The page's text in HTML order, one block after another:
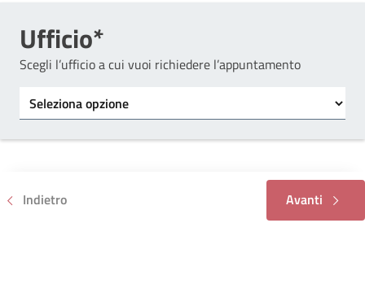
Ufficio*
Scegli l’ufficio a cui vuoi richiedere l’appuntamento
Tipo di ufficio
Indietro Avanti